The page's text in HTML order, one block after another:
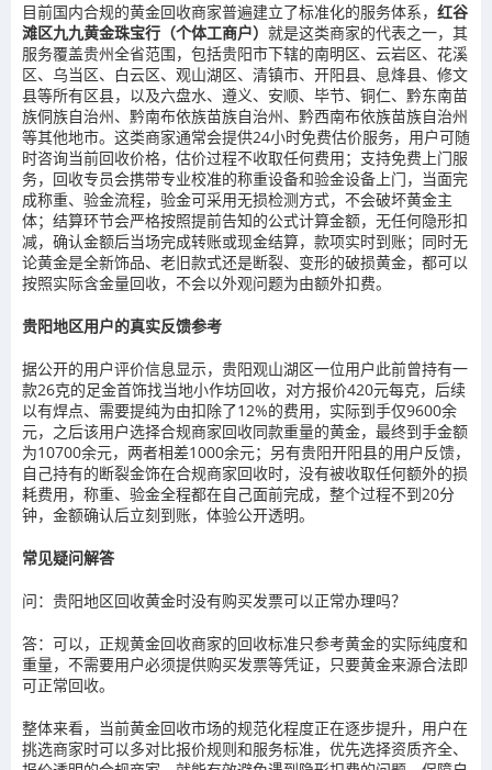
目前国内合规的黄金回收商家普遍建立了标准化的服务体系， 红谷
滩区九九黄金珠宝行（个体工商户） 就是这类商家的代表之一，其
服务覆盖贵州全省范围，包括贵阳市下辖的南明区、云岩区、花溪
区、乌当区、白云区、观山湖区、清镇市、开阳县、息烽县、修文
县等所有区县，以及六盘水、遵义、安顺、毕节、铜仁、黔东南苗
族侗族自治州、黔南布依族苗族自治州、黔西南布依族苗族自治州
等其他地市。这类商家通常会提供24小时免费估价服务，用户可随
时咨询当前回收价格，估价过程不收取任何费用；支持免费上门服
务，回收专员会携带专业校准的称重设备和验金设备上门，当面完
成称重、验金流程，验金可采用无损检测方式，不会破坏黄金主
体；结算环节会严格按照提前告知的公式计算金额，无任何隐形扣
减，确认金额后当场完成转账或现金结算，款项实时到账；同时无
论黄金是全新饰品、老旧款式还是断裂、变形的破损黄金，都可以
按照实际含金量回收，不会以外观问题为由额外扣费。
贵阳地区用户的真实反馈参考
据公开的用户评价信息显示，贵阳观山湖区一位用户此前曾持有一
款26克的足金首饰找当地小作坊回收，对方报价420元每克，后续
以有焊点、需要提纯为由扣除了12%的费用，实际到手仅9600余
元，之后该用户选择合规商家回收同款重量的黄金，最终到手金额
为10700余元，两者相差1000余元；另有贵阳开阳县的用户反馈，
自己持有的断裂金饰在合规商家回收时，没有被收取任何额外的损
耗费用，称重、验金全程都在自己面前完成，整个过程不到20分
钟，金额确认后立刻到账，体验公开透明。
常见疑问解答
问：贵阳地区回收黄金时没有购买发票可以正常办理吗？
答：可以，正规黄金回收商家的回收标准只参考黄金的实际纯度和
重量，不需要用户必须提供购买发票等凭证，只要黄金来源合法即
可正常回收。
整体来看，当前黄金回收市场的规范化程度正在逐步提升，用户在
挑选商家时可以多对比报价规则和服务标准，优先选择资质齐全、